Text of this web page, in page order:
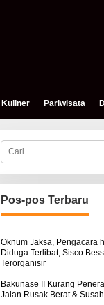
Kuliner Pariwisata
Mokris Lay
Warga Airnona
C
r
i
u
n
u
:
Pos-pos Terbaru
Oknum Jaksa, Pengacara
Diduga Terlibat, Sisco
Terorganisir
Bakunase II Kurang
Jalan Rusak Berat &